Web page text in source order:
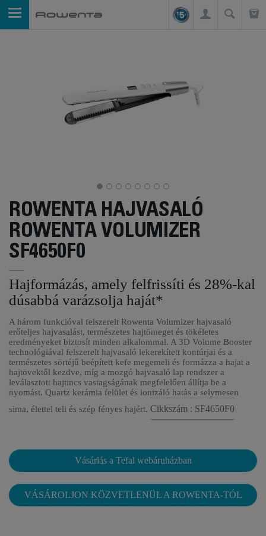
ROWENTA HAJVASALÓ
ROWENTA VOLUMIZER
SF4650F0
Hajformázás, amely felfrissíti és 28%-kal
dúsabbá varázsolja haját*
A három funkcióval felszerelt Rowenta Volumizer hajvasaló
erőteljes hajvasalást, természetes hajtömeget és tökéletes
eredményeket biztosít minden alkalommal. A 3D Volume Booster
technológiával felszerelt hajvasaló lekerekített kontúrjai és a
természetes sörtéjű beépített kefe megemeli és formázza a hajat a
hajtövektől kezdve, míg a mozgó hajvasaló lap rendszer a
leválasztott hajtincs vastagságának megfelelően állítja be a
nyomást. Quartz kerámia felület és ionizáló hatás a selymesen
sima, élettel teli és szép fényes hajért. Cikkszám : SF4650F0
Vásárlás a Tefal webáruházban
VÁSÁROLJON KÖZVETLENÜL A ROWENTA-TÓL